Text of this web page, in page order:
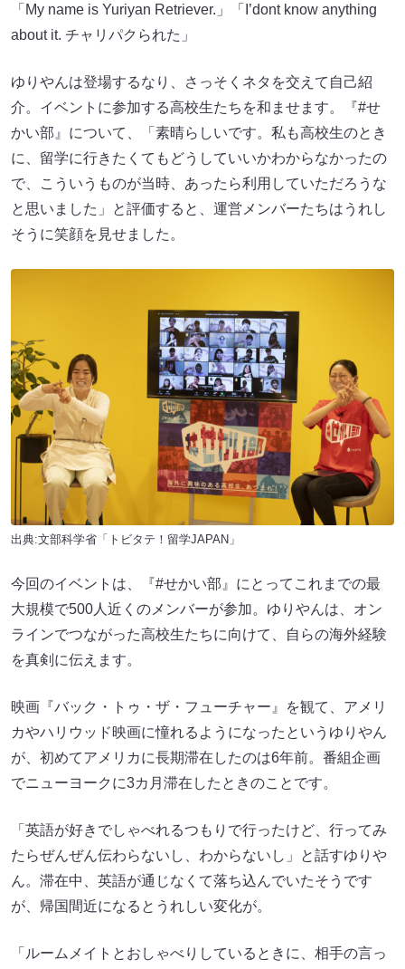
「My name is Yuriyan Retriever.」「I’dont know anything
about it. チャリパクられた」
ゆりやんは登場するなり、さっそくネタを交えて自己紹
介。イベントに参加する高校生たちを和ませます。『#せ
かい部』について、「素晴らしいです。私も高校生のとき
に、留学に行きたくてもどうしていいかわからなかったの
で、こういうものが当時、あったら利用していただろうな
と思いました」と評価すると、運営メンバーたちはうれし
そうに笑顔を見せました。
出典:文部科学省「トビタテ！留学JAPAN」
今回のイベントは、『#せかい部』にとってこれまでの最
大規模で500人近くのメンバーが参加。ゆりやんは、オン
ラインでつながった高校生たちに向けて、自らの海外経験
を真剣に伝えます。
映画『バック・トゥ・ザ・フューチャー』を観て、アメリ
カやハリウッド映画に憧れるようになったというゆりやん
が、初めてアメリカに長期滞在したのは6年前。番組企画
でニューヨークに3カ月滞在したときのことです。
「英語が好きでしゃべれるつもりで行ったけど、行ってみ
たらぜんぜん伝わらないし、わからないし」と話すゆりや
ん。滞在中、英語が通じなくて落ち込んでいたそうです
が、帰国間近になるとうれしい変化が。
「ルームメイトとおしゃべりしているときに、相手の言っ